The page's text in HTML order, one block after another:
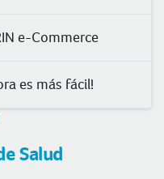
e-Commerce
es más fácil!
Salud